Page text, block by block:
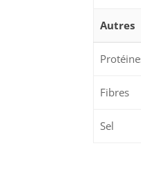
Autres
Fibres
Sel